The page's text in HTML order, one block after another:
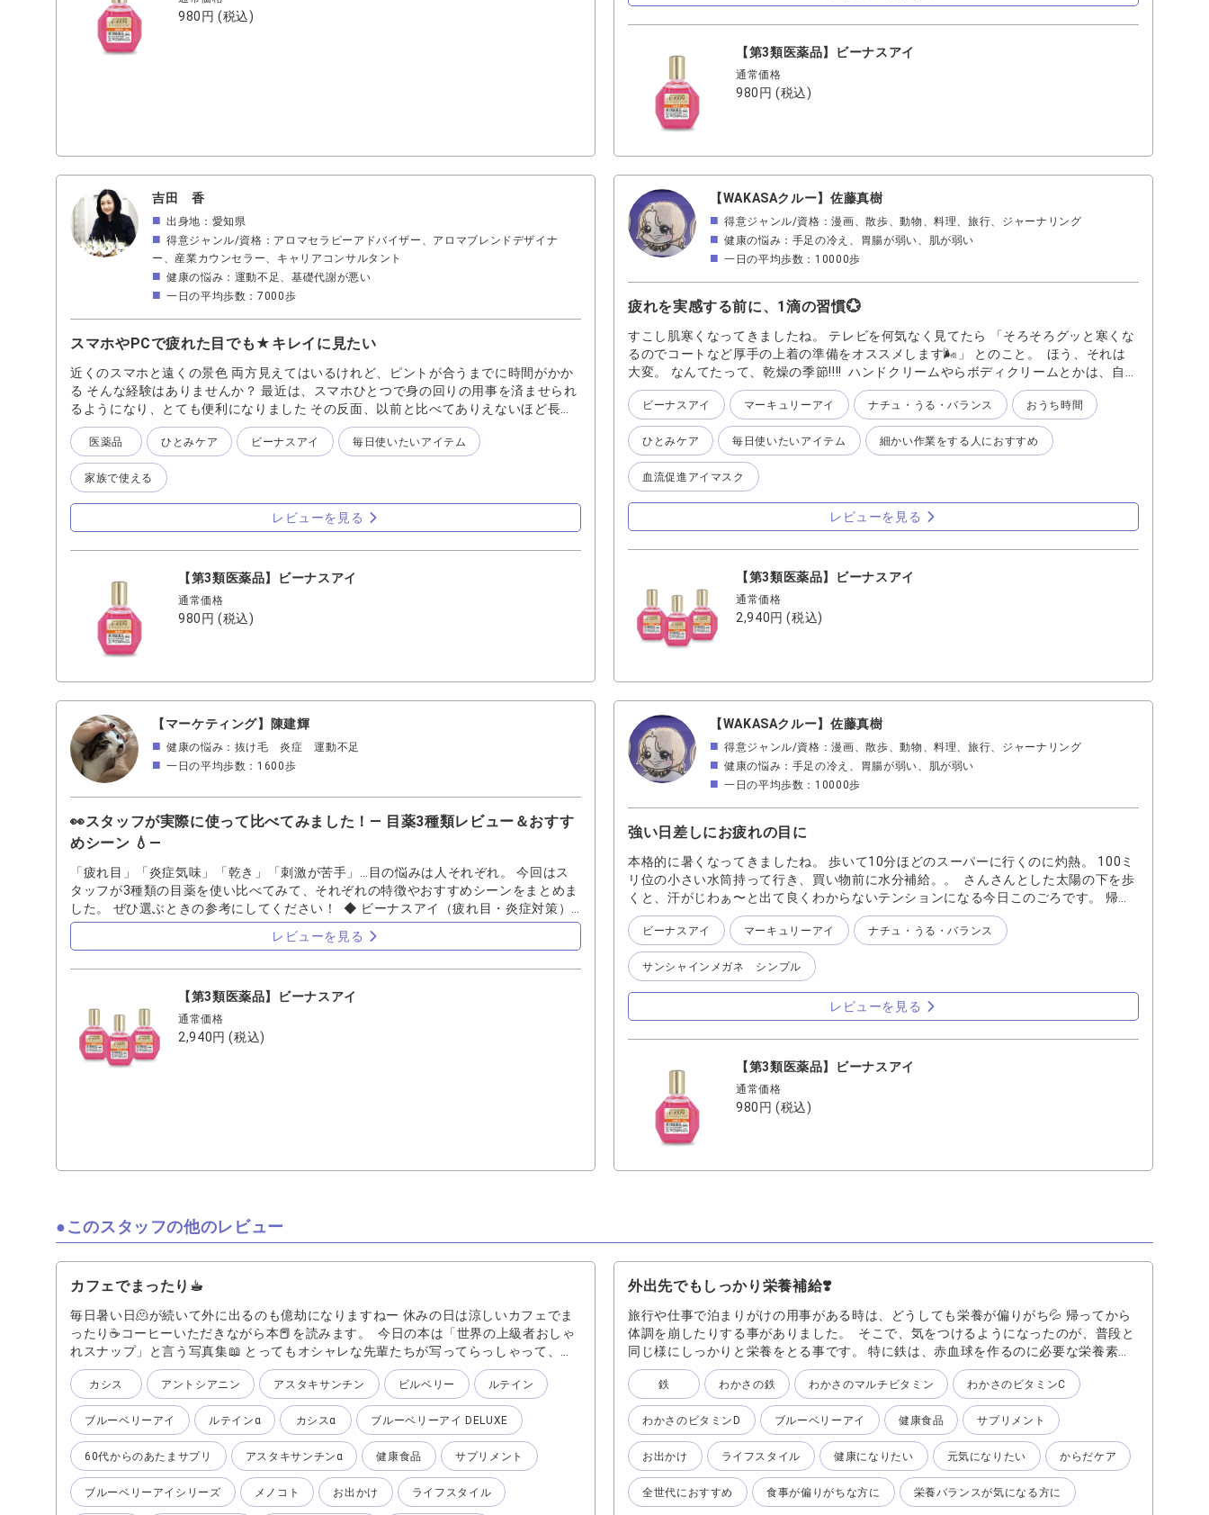
980円(税込)
になる ・充血が引く感じ ・目のリセット感がある 特に ☑️PC作
業 ☑️スマホ疲れ ☑️目が重い時 に向いています。 こんな人におすす
め ・目の疲れが強い ・充血しやすい ・目の不調をしっかり
ケアしたい 🔵マーキュリーアイ/乾きを潤す“やさしい目薬” ✔︎特徴：涙に近い成分で
乾きをケア。潤い重視の目薬 主成分は・塩化ナトリウム・ヒプロメロース(潤い成分)
などで、涙を補助する設計です。 ✔︎効果：☑️目の乾き ☑️コンタクト時の不快
感 ☑️目の疲れ ☑️目のかすみ に対応しています。 ✔︎実際の使用
感：一言で言うと「とにかく優しい」です。 ・刺激が少ない ・自然
な潤い ・何回でも使いやすい こんな人におすすめ ・ドライアイ
キュリーアイの違い⭐️【徹底比較】 ■ ビーナスアイ：タイプ治療型、刺激ややあり、
疲れ目◎、乾き○、コンタクト△、炎症◎ ■マーキュリーアイ：タイプ潤い型、刺激少
ない、疲れ目○、乾き◎、コンタクト◎、炎症△ 結論 しっかりケアしたい日は「ビー
ナスアイ」 目の乾きや日常的な潤いケアには「マーキュリーアイ」がおすすめです。
私自身は、 朝→マーキュリーアイで潤いケア 夜→ビーナスアイで一日の疲れをケア と
いうように使い分けています。 目の状態に合わせて選ぶことで、より快適に過ごせる
と感じています。
【第3類医薬品】ビーナスアイ
通常価格
980円(税込)
吉田 香
出身地：愛知県
得意ジャンル/資格：アロマセラピーアドバイザー、アロマブレンドデザイナ
ー、産業カウンセラー、キャリアコンサルタント
健康の悩み：運動不足、基礎代謝が悪い
一日の平均歩数：7000歩
スマホやPCで疲れた目でも★キレイに見たい
近くのスマホと遠くの景色 両方見えてはいるけれど、ピントが合うまでに時間がかか
る そんな経験はありませんか？ 最近は、スマホひとつで身の回りの用事を済ませられ
るようになり、とても便利になりました その反面、以前と比べてありえないほど長時
間、近くの画面を見続けていると感じます 夕方になる頃には、スマホやパソコンな
ど、何らかの画面を一日中見続けた結果 画面以外のものになかなかピントが合わず、
見えづらい…そんなことが増えてきました 私自身、見えづらさの大きな原因が乱視で
あることもあり 近距離で画面を見る分には不便を感じていませんでしたが その分、目
言われていますが ふと顔を上げて遠くを見て目を休ませようとしても 遠くを見ること
自体が少し辛いと感じる時があります 知らず知らずのうちに、ピント調整がしづらく
いえ、できなくなってきているのではないか…と感じることもあります 近距離のもの
ばかりを長時間見ていると ピント調整のために使われている目の筋肉が疲労するそう
です それが、いわゆる「疲れ目」なのですね ピント調整には目の筋肉が使われており
遠くを見る筋肉と、近くを見る筋肉は異なります そのため、近距離ばかりを見続けて
いると 遠距離を見るために必要な筋肉をあまり使わなくなり 次第にその筋肉が弱くな
ってしまうそうです それを放置してしまうと 「ずっと見えづらい状態」が定着してし
まう可能性もあります そうなる前に、日頃から目の疲労を和らげておくことが大切で
すね 目の筋肉をほぐすためには 近くと遠くを見ることを交互に繰り返すとピント調整
いたいのが、目薬「ビーナスアイ」です WEBページには、目薬の成分とその働きにつ
いて詳しい説明があります ・目のピント調節機能に作用し、目の疲れを改善します ・
目の調節機能を助けます ・目の疲れなどの症状を改善します この説明に惹かれて、購
入してみました 使用感は、とろみのないさらっとした液体で、さし心地はとても優し
い印象です さした後に目を閉じるとじんわりと広がり まぶたを開くと、少しすぅーっ
最初は「えー、3つも必要かな？」と思っていましたが 職場に1つ、いつも持ち歩くバ
ッグの中に1つ、寝室の枕元に1つ それくらいあって、ちょうどよかったと感じていま
医薬品 ひとみケア ビーナスアイ 毎日使いたいアイテム
家族で使える
レビューを見る
【第3類医薬品】ビーナスアイ
通常価格
980円(税込)
【WAKASAクルー】佐藤真樹
得意ジャンル/資格：漫画、散歩、動物、料理、旅行、ジャーナリング
健康の悩み：手足の冷え、胃腸が弱い、肌が弱い
一日の平均歩数：10000歩
疲れを実感する前に、1滴の習慣💮
すこし肌寒くなってきましたね。 テレビを何気なく見てたら 「そろそろグッと寒くな
るのでコートなど厚手の上着の準備をオススメします🌬️」 とのこと。 ほう、それは
大変。 なんてたって、乾燥の季節!!!! ハンドクリームやらボディクリームとかは、自分
の変化が目に見えたり感じやすいと思いますが 目はどうですか？？ 「何となく目が
疲れる」 「しばしばしてくるなぁ」 と思ってから目薬探しがちですよねぇ。 でも疲
れたなと実感する前の1滴を習慣にしてみませんか？ スマホやパソコンを長時間見て
ると、瞬きすることも忘れちゃいますよねぇ。 休憩時間に1滴、寝る前に1滴などの習
慣で 疲れにくい対策してみてはいかがですか？？ ビーナスアイは、とろりとじんわり
と瞳に広がっていき心地よいです。 オススメはお休み前 横になってから1滴垂らして
持ちいいと自然と習慣になりやすい！ まずは1滴お試しあれ🤗
ビーナスアイ マーキュリーアイ ナチュ・うる・バランス おうち時間
ひとみケア 毎日使いたいアイテム 細かい作業をする人におすすめ
血流促進アイマスク
レビューを見る
【第3類医薬品】ビーナスアイ
通常価格
2,940円(税込)
【マーケティング】陳建輝
健康の悩み：抜け毛 炎症 運動不足
一日の平均歩数：1600歩
👀スタッフが実際に使って比べてみました！― 目薬3種類レビュー＆おすす
めシーン 💧―
「疲れ目」「炎症気味」「乾き」「刺激が苦手」…目の悩みは人それぞれ。 今回はス
タッフが3種類の目薬を使い比べてみて、それぞれの特徴やおすすめシーンをまとめま
した。 ぜひ選ぶときの参考にしてください！ ◆ ビーナスアイ（疲れ目・炎症対策）
●特長：3種の中で唯一、炎症やかゆみにも効く目薬。8種類の有効成分で、疲労した目
を回復＆代謝アップ。 ●差し心地：すっきり爽やか。清涼感というほどでもないが、
イント：炎症やかゆみにも効くので、ペットのいる家庭には特におすすめ！」 ◆ マ
ーキュリーアイ（ドライアイ対策） ●特長：涙の成分を補う＋とろみ成分でうるおい
持続。乾燥やコンタクトによる不快感に強い。 ●差し心地：とろんと包み込むような
やさしさ。 ●コンタクト：全てのコンタクトに対応。 ●おすすめシーン： ・長時間
のPC仕事や勉強で目がバキバキに乾くとき ・コンタクト装着中の乾燥感やゴロつき
る方に◎） ⚫︎乾きやすい・仕事で目を酷使する方 → 『マーキュリーアイ』 （PC
レビューを見る
【第3類医薬品】ビーナスアイ
通常価格
2,940円(税込)
【WAKASAクルー】佐藤真樹
得意ジャンル/資格：漫画、散歩、動物、料理、旅行、ジャーナリング
健康の悩み：手足の冷え、胃腸が弱い、肌が弱い
一日の平均歩数：10000歩
強い日差しにお疲れの目に
本格的に暑くなってきましたね。 歩いて10分ほどのスーパーに行くのに灼熱。 100ミ
リ位の小さい水筒持って行き、買い物前に水分補給。。 さんさんとした太陽の下を歩
くと、汗がじわぁ〜と出て良くわからないテンションになる今日このごろです。 帰宅
して、ふぅ〜っと座って目を閉じると 「…しばしばするなぁ」 目も疲れてますよね。
そんなときは『ビーナスアイ』をひとたらし。 目を閉じて、じわぁと目に広がり気持
ちいい🥹「そうです、ワタクシ瞳も疲れてます。癒しをありがとう」と言われてる気
分になります。 夏の瞳のケアに是非お試しくださいませ！
ビーナスアイ マーキュリーアイ ナチュ・うる・バランス
サンシャインメガネ シンプル
レビューを見る
【第3類医薬品】ビーナスアイ
通常価格
980円(税込)
このスタッフの他のレビュー
カフェでまったり☕︎
毎日暑い日🫠が続いて外に出るのも億劫になりますねー 休みの日は涼しいカフェでま
ったり☕️コーヒーいただきながら本📕を読みます。 今日の本は「世界の上級者おしゃ
れスナップ」と言う写真集📖 とってもオシャレな先輩たちが写ってらっしゃって、私
もこんな風に歳を重ねたい❣️と、思わせていただきました。 それにはひとみやあたま
のケアが大切! 『ブルーベリーアイ』🫐 『ルテインα』 『カシスα』の３つでこれから
もしっかりと「みる」をサポートしてもらって、色んな本を読んでいきたいです♪
『ブルーベリーアイ』は、ひとみの注目健康成分である「アントシアニン」が豊富な
北欧の野生種ブルーベリー「ビルベリー」を使用していることはもちろん！ひとみを
休めるためにハーブ3種類を厳選配合。ハーブでよく知られているカモミール、レモン
バーム、ラベンダーでひとみを休めリラックス気分で健康に導きます。 『カシスα』
にはビルベリーには含まれないカシス特有のアントシアニンが2種類含まれます。この
カシス アントシアニン アスタキサンチン ビルベリー ルテイン
ブルーベリーアイ ルテインα カシスα ブルーベリーアイ DELUXE
60代からのあたまサプリ アスタキサンチンα 健康食品 サプリメント
ブルーベリーアイシリーズ メノコト お出かけ ライフスタイル
外出先でもしっかり栄養補給❣️
旅行や仕事で泊まりがけの用事がある時は、どうしても栄養が偏りがち💦 帰ってから
体調を崩したりする事がありました。 そこで、気をつけるようになったのが、普段と
同じ様にしっかりと栄養をとる事です。 特に鉄は、赤血球を作るのに必要な栄養素。
しかし、普段の食事から摂ることが難しいといわれています。 さらに生活習慣の乱れ
やストレスにより体に鉄が吸収がされにくくなり、自覚がないまま鉄不足に陥ってし
まうことも。 『わかさの鉄』は 1粒で1日分の鉄をしっかりと補えるように、ほうれ
ん草約12株相当※2 の鉄分を凝縮配合。 更に、鉄の働きをサポートする ・プルーンエ
キス 鉄の吸収をサポートする ・クエン酸・ビタミンCを配合 その他も、わかさ生活
のこだわり配合で外出中や旅行先でもしっかりとからだをサポート‼️ ハツラツとした
日々を送りたいあなたにオススメです♪
鉄 わかさの鉄 わかさのマルチビタミン わかさのビタミンC
わかさのビタミンD ブルーベリーアイ 健康食品 サプリメント
お出かけ ライフスタイル 健康になりたい 元気になりたい からだケア
全世代におすすめ 食事が偏りがちな方に 栄養バランスが気になる方に